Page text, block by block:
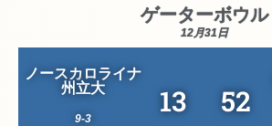
ゲーターボウル
12月31日
ノースカロライナ
州立大
9-3 13 52